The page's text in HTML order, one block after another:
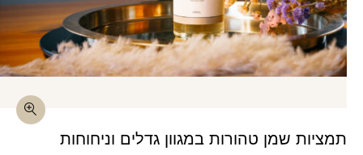
תמציות שמן טהורות במגוון גדלים וניחוחות